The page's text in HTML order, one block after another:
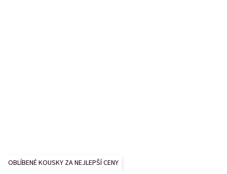
OBLÍBENÉ KOUSKY ZA NEJLEPŠÍ CENY